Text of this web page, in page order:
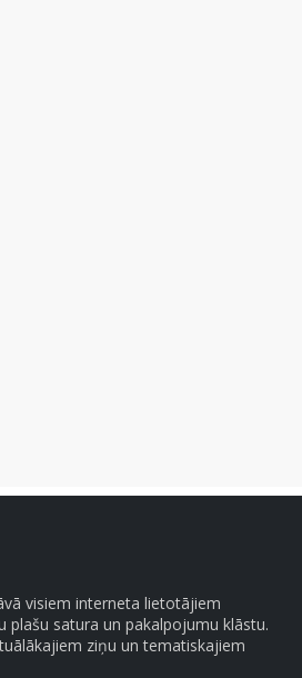
visiem interneta lietotājiem
plašu satura un pakalpojumu klāstu.
ziņu un tematiskajiem